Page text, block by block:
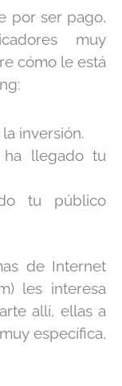
por ser pago,
muy
cómo le está
inversión.
ha llegado tu
tu público
de Internet
les interesa
allí, ellas a
específica,